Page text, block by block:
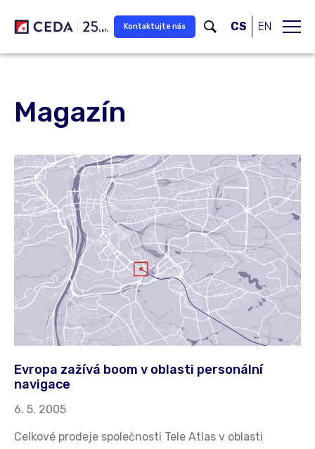
Kontaktujte nás CS EN
Magazín
Evropa zažívá boom v oblasti personální
navigace
6. 5. 2005
Celkové prodeje společnosti Tele Atlas v oblasti